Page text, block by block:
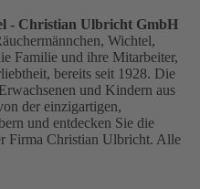
- Christian Ulbricht GmbH
Wichtel,
Familie und ihre Mitarbeiter,
bereits seit 1928. Die
und Kindern aus
der einzigartigen,
und entdecken Sie die
Firma Christian Ulbricht. Alle